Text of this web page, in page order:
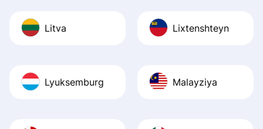
Litva Lixtenshteyn
Lyuksemburg Malayziya